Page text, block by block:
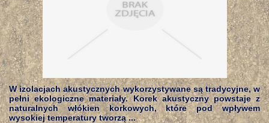
W izolacjach akustycznych wykorzystywane są tradycyjne, w
pełni ekologiczne materiały. Korek akustyczny powstaje z
naturalnych włókien korkowych, które pod wpływem
wysokiej temperatury tworzą ...